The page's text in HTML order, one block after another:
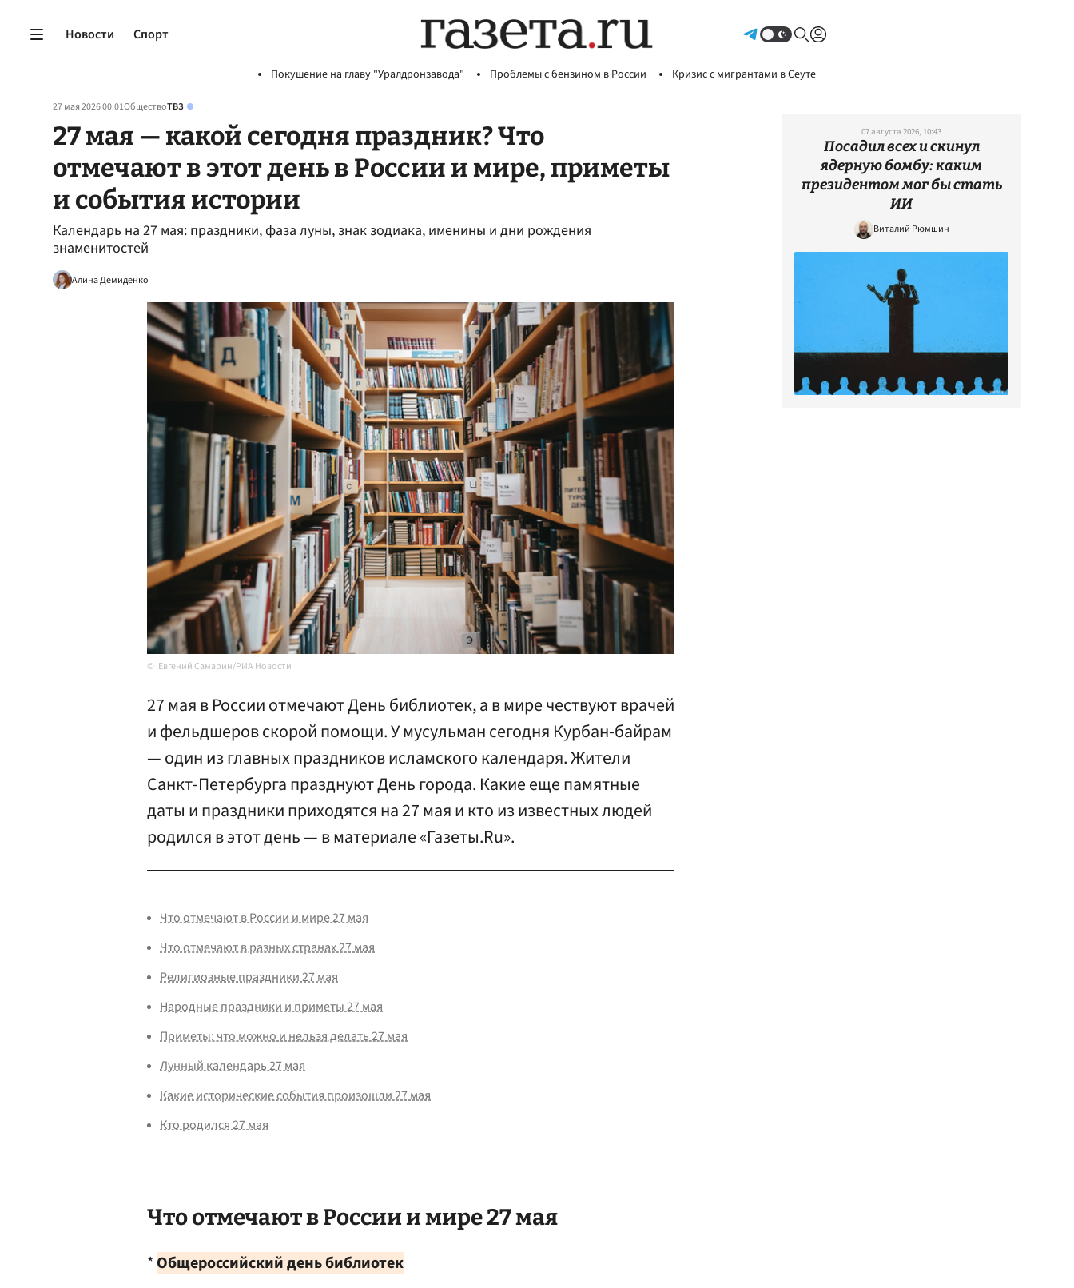
Новости Спорт
Покушение на главу "Уралдронзавода" Проблемы с бензином в России Кризис с мигрантами в Сеуте
27 мая 2026 00:01ОбществоТВЗ
27 мая — какой сегодня праздник? Что
отмечают в этот день в России и мире, приметы
и события истории
Календарь на 27 мая: праздники, фаза луны, знак зодиака, именины и дни рождения
знаменитостей
Алина Демиденко
Евгений Самарин/РИА Новости
27 мая в России отмечают День библиотек, а в мире чествуют врачей
и фельдшеров скорой помощи. У мусульман сегодня Курбан-байрам
— один из главных праздников исламского календаря. Жители
Санкт-Петербурга празднуют День города. Какие еще памятные
даты и праздники приходятся на 27 мая и кто из известных людей
родился в этот день — в материале «Газеты.Ru».
Что отмечают в России и мире 27 мая
Что отмечают в разных странах 27 мая
Религиозные праздники 27 мая
Народные праздники и приметы 27 мая
Приметы: что можно и нельзя делать 27 мая
Лунный календарь 27 мая
Какие исторические события произошли 27 мая
Кто родился 27 мая
Что отмечают в России и мире 27 мая
* Общероссийский день библиотек
07 августа 2026, 10:43
Посадил всех и скинул
ядерную бомбу: каким
президентом мог бы стать
ИИ
Виталий Рюмшин